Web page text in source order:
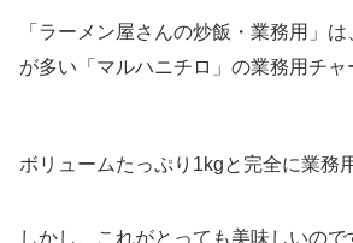
「ラーメン屋さんの炒飯・業務用」
が多い「マルハニチロ」の業務用チャ
ボリュームたっぷり1kgと完全に業務
しかし、これがとっても美味しいので